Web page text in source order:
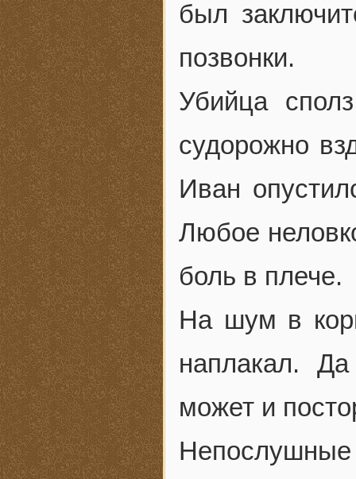
был
позвонки.
Убийца
судорожно
Иван
Любое
боль в плече.
На шум в
наплакал.
может и